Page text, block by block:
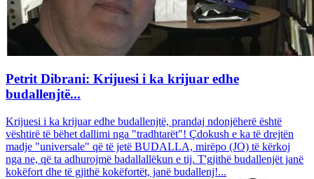
Petrit Dibrani: Krijuesi i ka krijuar edhe
budallenjtë...
Krijuesi i ka krijuar edhe budallenjtë, prandaj ndonjëherë është
vështirë të bëhet dallimi nga "tradhtarët"! Çdokush e ka të drejtën
madje "universale" që të jetë BUDALLA, mirëpo (JO) të kërkoj
nga ne, që ta adhurojmë badallallëkun e tij. T'gjithë budallenjët janë
kokëfort dhe të gjithë kokëfortët, janë budallenj!...